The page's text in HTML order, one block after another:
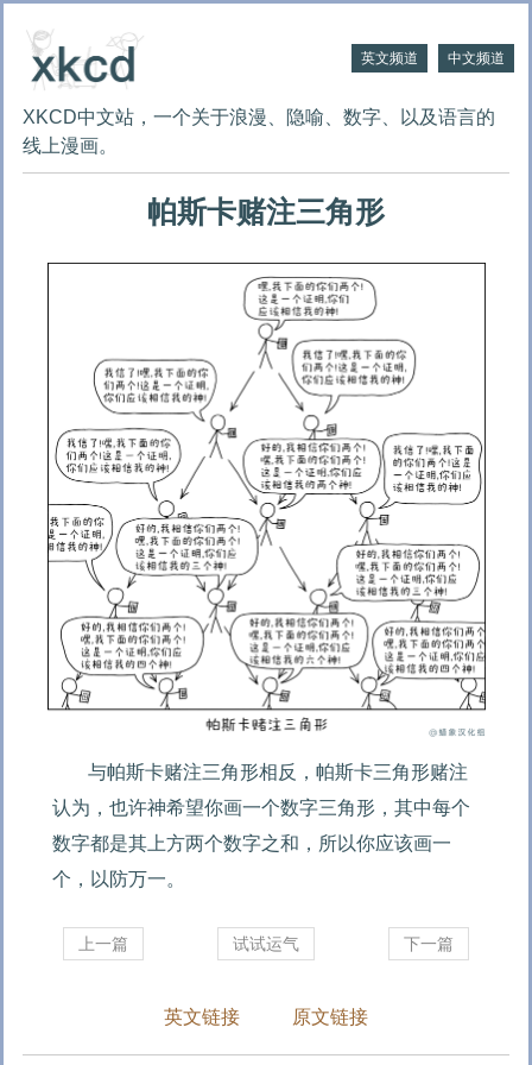
英文频道 中文频道
XKCD中文站，一个关于浪漫、隐喻、数字、以及语言的
线上漫画。
帕斯卡赌注三角形
与帕斯卡赌注三角形相反，帕斯卡三角形赌注
认为，也许神希望你画一个数字三角形，其中每个
数字都是其上方两个数字之和，所以你应该画一
个，以防万一。
上一篇 下一篇
试试运气
英文链接 原文链接